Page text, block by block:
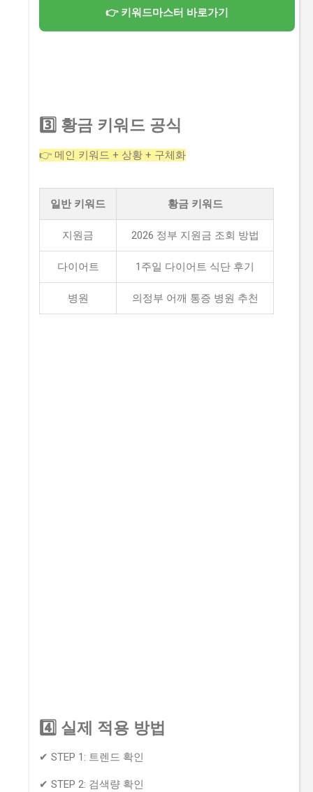
👉 키워드마스터 바로가기
3️⃣ 황금 키워드 공식
👉 메인 키워드 + 상황 + 구체화
일반 키워드 황금 키워드
지원금 2026 정부 지원금 조회 방법
다이어트 1주일 다이어트 식단 후기
병원 의정부 어깨 통증 병원 추천
4️⃣ 실제 적용 방법
✔ STEP 1: 트렌드 확인
✔ STEP 2: 검색량 확인